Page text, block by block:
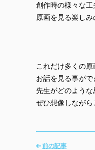
創作時の様々な
原画を見る楽しみ
これだけ多くの
お話を見る事がで
先生がどのよう
ぜひ想像しながら
前の記事